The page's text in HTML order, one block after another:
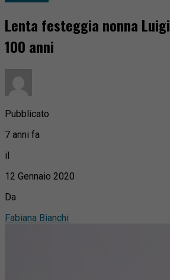
Lenta festeggia nonna
100 anni
Pubblicato
7 anni fa
il
12 Gennaio 2020
Da
Fabiana Bianchi